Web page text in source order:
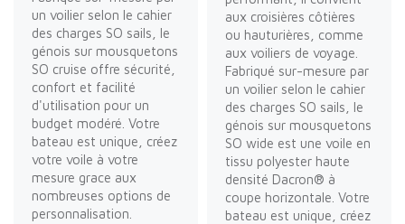
un voilier selon le cahier
des charges SO sails, le
génois sur mousquetons
SO cruise offre sécurité,
confort et facilité
d'utilisation pour un
budget modéré. Votre
bateau est unique, créez
votre voile à votre
mesure grace aux
nombreuses options de
personnalisation.
aux croisières côtières
ou hauturières, comme
aux voiliers de voyage.
Fabriqué sur-mesure par
un voilier selon le cahier
des charges SO sails, le
génois sur mousquetons
SO wide est une voile en
tissu polyester haute
densité Dacron® à
coupe horizontale. Votre
bateau est unique, créez